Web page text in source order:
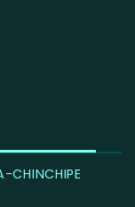
CHINCHIPE